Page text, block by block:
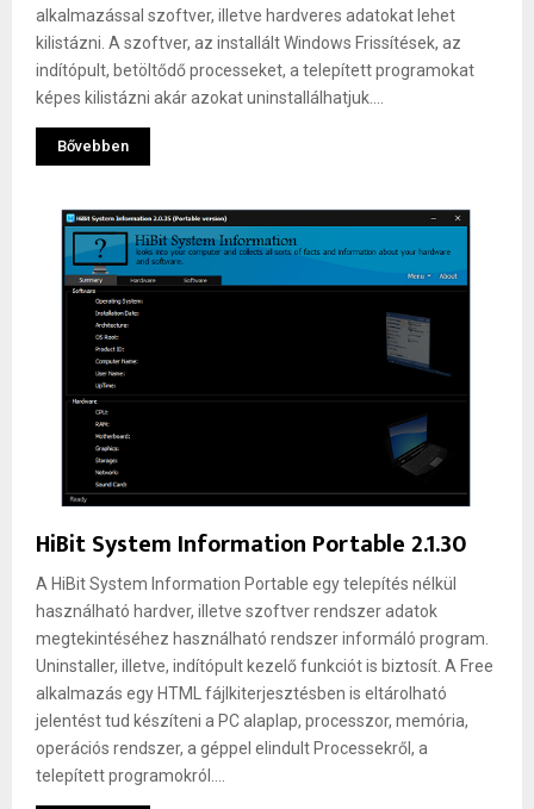
alkalmazással szoftver, illetve hardveres adatokat lehet
kilistázni. A szoftver, az installált Windows Frissítések, az
indítópult, betöltődő processeket, a telepített programokat
képes kilistázni akár azokat uninstallálhatjuk....
Bővebben
HiBit System Information Portable 2.1.30
A HiBit System Information Portable egy telepítés nélkül
használható hardver, illetve szoftver rendszer adatok
megtekintéséhez használható rendszer informáló program.
Uninstaller, illetve, indítópult kezelő funkciót is biztosít. A Free
alkalmazás egy HTML fájlkiterjesztésben is eltárolható
jelentést tud készíteni a PC alaplap, processzor, memória,
operációs rendszer, a géppel elindult Processekről, a
telepített programokról....